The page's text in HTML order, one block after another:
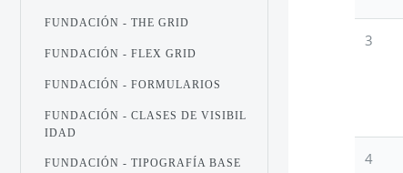
3
4
FUNDACIÓN - THE GRID
FUNDACIÓN - FLEX GRID
FUNDACIÓN - FORMULARIOS
FUNDACIÓN - CLASES DE VISIBIL
IDAD
FUNDACIÓN - TIPOGRAFÍA BASE